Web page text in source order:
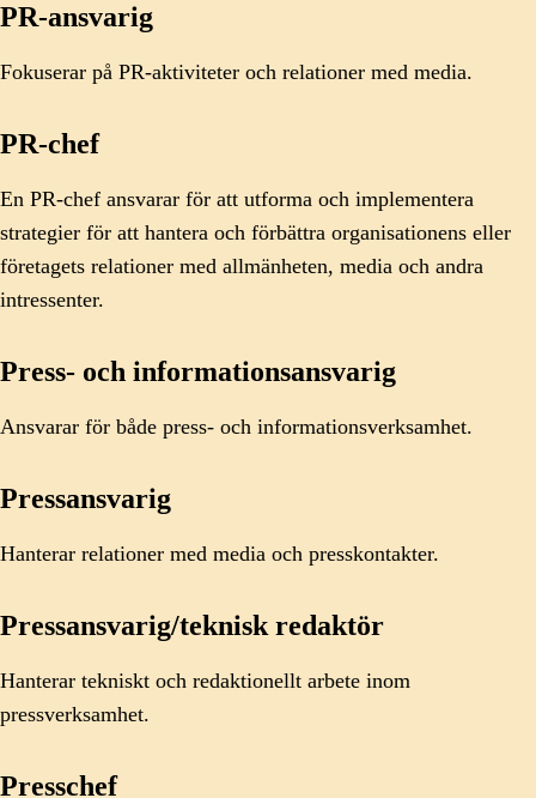
PR-ansvarig
Fokuserar på PR-aktiviteter och relationer med media.
PR-chef
En PR-chef ansvarar för att utforma och implementera
strategier för att hantera och förbättra organisationens eller
företagets relationer med allmänheten, media och andra
intressenter.
Press- och informationsansvarig
Ansvarar för både press- och informationsverksamhet.
Pressansvarig
Hanterar relationer med media och presskontakter.
Pressansvarig/teknisk redaktör
Hanterar tekniskt och redaktionellt arbete inom
pressverksamhet.
Presschef